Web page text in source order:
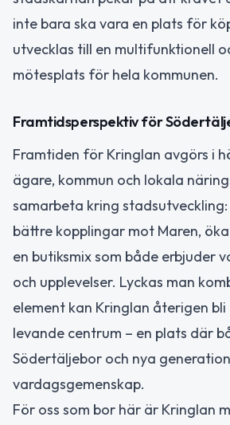
inte bara ska vara en plats för
utvecklas till en multifunktionell
mötesplats för hela kommunen.
Framtidsperspektiv för
Framtiden för Kringlan avgörs i
ägare, kommun och lokala
samarbeta kring
bättre kopplingar mot Maren,
en butiksmix som både erbjuder
och upplevelser. Lyckas man
element kan Kringlan återigen
levande centrum – en plats där
Södertäljebor och nya
vardagsgemenskap.
För oss som bor här är Kringlan